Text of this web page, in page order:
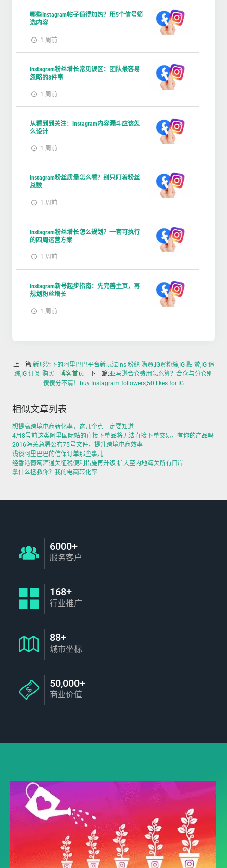
哪些Instagram帖子值得加热？用5个信号筛
选内容
1 周前
Instagram粉丝增长常见误区：团队最容易
忽略的8件事
1 周前
从看到到关注：Instagram内容漏斗应该怎
么设计
1 周前
Instagram粉丝质量怎么看？别只盯着粉丝
总数
1 周前
Instagram粉丝增长怎么规划？一套可执行
的四周运营方案
1 周前
Instagram新号起步指南：先完善主页，再
规划粉丝增长
1 周前
上一篇:新形势下的阿里巴巴平台新玩法ins 粉絲 購買,IG買粉絲,IG 點 贊,IG 追
踪,IG 订阅 购买
博客首页 下一篇:亚马逊合仓费用怎么算？合仓与分仓别
傻傻分不清！buy Instagram followers,50 likes for IG
相似文章列表
想提高跨境电商转化率，这几个点一定要知道
4月8号前这类阿里国际站的直接下单品将无法直接下单交易，有你的产品吗
2016海关总署公布75号文件，提升跨境电商效率
浅谈阿里巴巴的信保订单那些事儿
经香港葡萄酒通关征税便利措施再升级 扩大至内地海关所有口岸
拿什么拯救你？我的电商转化率
6000+
服务客户
168+
行业推广
88+
城市坐标
50,000+
商业价值